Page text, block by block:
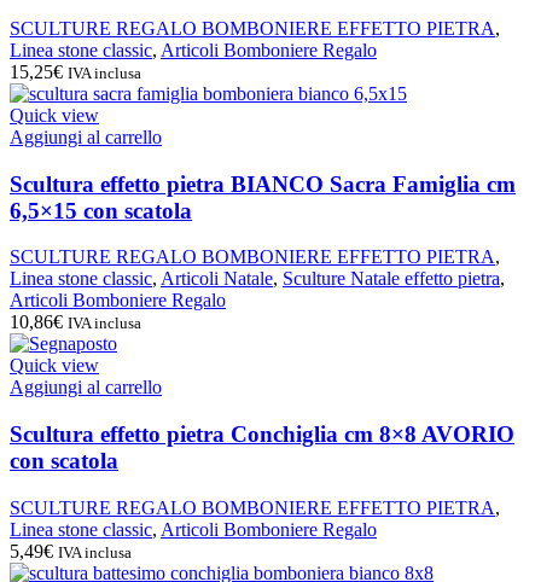
SCULTURE REGALO BOMBONIERE EFFETTO PIETRA,
Linea stone classic, Articoli Bomboniere Regalo
15,25€ IVA inclusa
Quick view
Aggiungi al carrello
Scultura effetto pietra BIANCO Sacra Famiglia cm
6,5×15 con scatola
SCULTURE REGALO BOMBONIERE EFFETTO PIETRA,
Linea stone classic, Articoli Natale, Sculture Natale effetto pietra,
Articoli Bomboniere Regalo
10,86€ IVA inclusa
Quick view
Aggiungi al carrello
Scultura effetto pietra Conchiglia cm 8×8 AVORIO
con scatola
SCULTURE REGALO BOMBONIERE EFFETTO PIETRA,
Linea stone classic, Articoli Bomboniere Regalo
5,49€ IVA inclusa